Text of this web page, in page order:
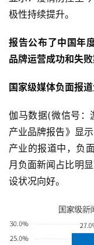
极性持续提升。
报告公布了中国年
品牌运营成功和失败
国家级媒体负面报
伽马数据(微信号
产业品牌报告》显
产业的报道中，负
月负面新闻占比明
设状况向好。